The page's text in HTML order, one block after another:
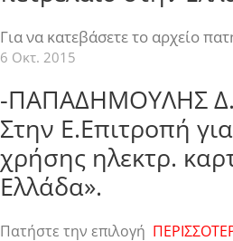
Για να κατεβάσετε το αρχείο
6 Οκτ. 2015
-ΠΑΠΑΔΗΜΟΥΛΗΣ
Στην Ε.Επιτροπή
χρήσης ηλεκτρ.
Ελλάδα».
Πατήστε την επιλογή